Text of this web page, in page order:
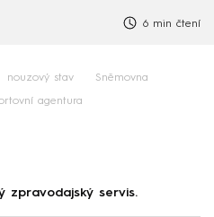
6 min čtení
nouzový stav Sněmovna
agentura
zpravodajský servis.